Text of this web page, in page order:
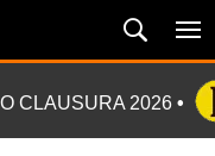
CLAUSURA 2026